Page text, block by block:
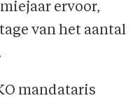
ervoor,
van het aantal
mandataris